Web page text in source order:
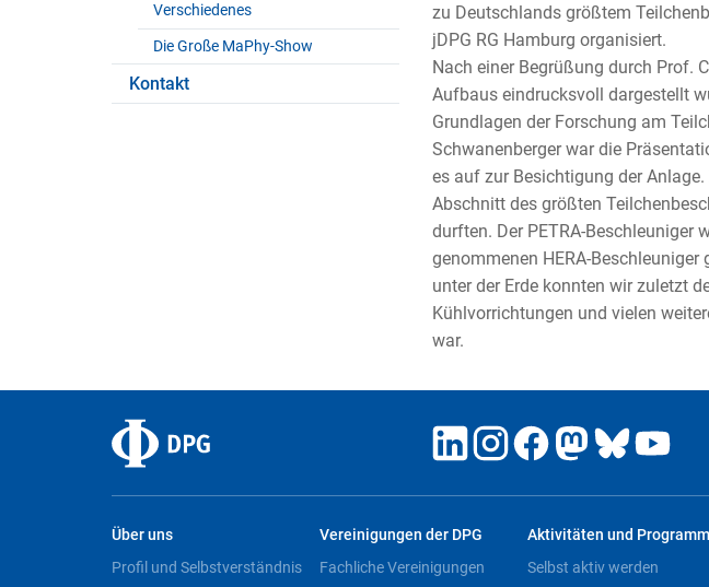
Verschiedenes
Die Große MaPhy-Show
Kontakt
zu Deutschlands größtem
jDPG RG Hamburg organisiert.
Nach einer Begrüßung durch Prof.
Aufbaus eindrucksvoll dargestellt
Grundlagen der Forschung am
Schwanenberger war die
es auf zur Besichtigung der
Abschnitt des größten
durften. Der PETRA-Beschleuniger
genommenen HERA-
unter der Erde konnten wir zuletzt
Kühlvorrichtungen und vielen
war.
Über uns
Profil und Selbstverständnis
Vereinigungen der DPG
Fachliche Vereinigungen
Aktivitäten und
Selbst aktiv werden